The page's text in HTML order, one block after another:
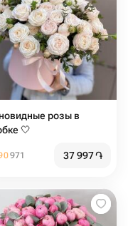
розы в
🤍
971 37 997֏